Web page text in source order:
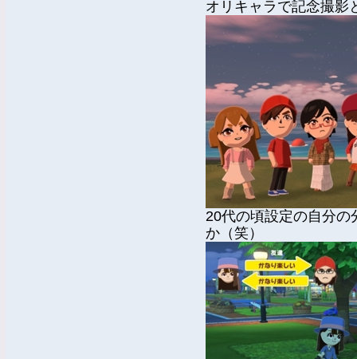
オリキャラで記念撮影
20代の頃設定の自分
か（笑）